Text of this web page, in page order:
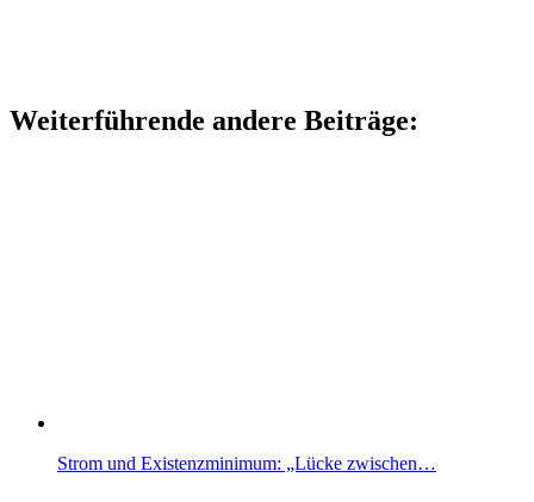
Weiterführende andere Beiträge:
Strom und Existenzminimum: „Lücke zwischen…